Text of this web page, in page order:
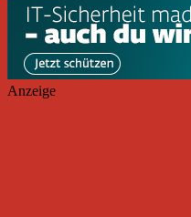
Anzeige